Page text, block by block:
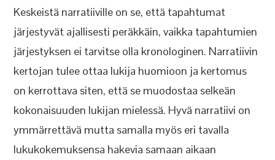
Keskeistä narratiiville on se, että tapahtumat
järjestyvät ajallisesti peräkkäin, vaikka tapahtumien
järjestyksen ei tarvitse olla kronologinen. Narratiivin
kertojan tulee ottaa lukija huomioon ja kertomus
on kerrottava siten, että se muodostaa selkeän
kokonaisuuden lukijan mielessä. Hyvä narratiivi on
ymmärrettävä mutta samalla myös eri tavalla
lukukokemuksensa hakevia samaan aikaan